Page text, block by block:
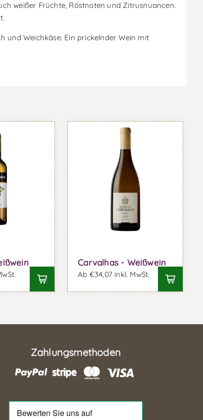
weißer Früchte, Röstnoten und Zitrusnuancen.
und Weichkäse. Ein prickelnder Wein mit
Carvalhas - Weißwein
Ab €34,07 inkl. MwSt.
Zahlungsmethoden